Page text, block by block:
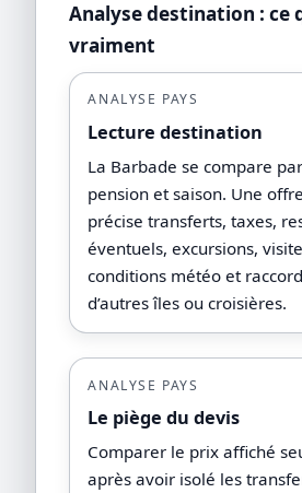
Analyse destination : ce
vraiment
ANALYSE PAYS
Lecture destination
La Barbade se compare
pension et saison. Une
précise transferts, taxes,
éventuels, excursions,
conditions météo et
d’autres îles ou croisières.
ANALYSE PAYS
Le piège du devis
Comparer le prix affiché
après avoir isolé les